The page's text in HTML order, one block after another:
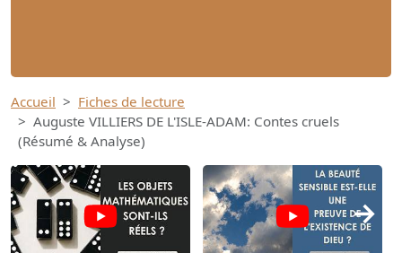
Accueil
Fiches de lecture
Auguste VILLIERS DE L'ISLE-ADAM: Contes cruels
(Résumé & Analyse)
→